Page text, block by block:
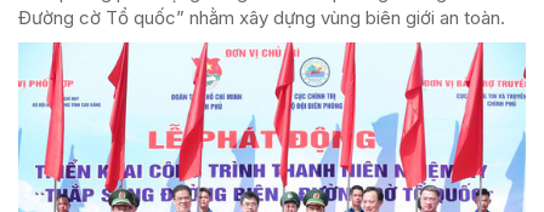
Đường cờ Tổ quốc” nhằm xây dựng vùng biên giới an toàn.